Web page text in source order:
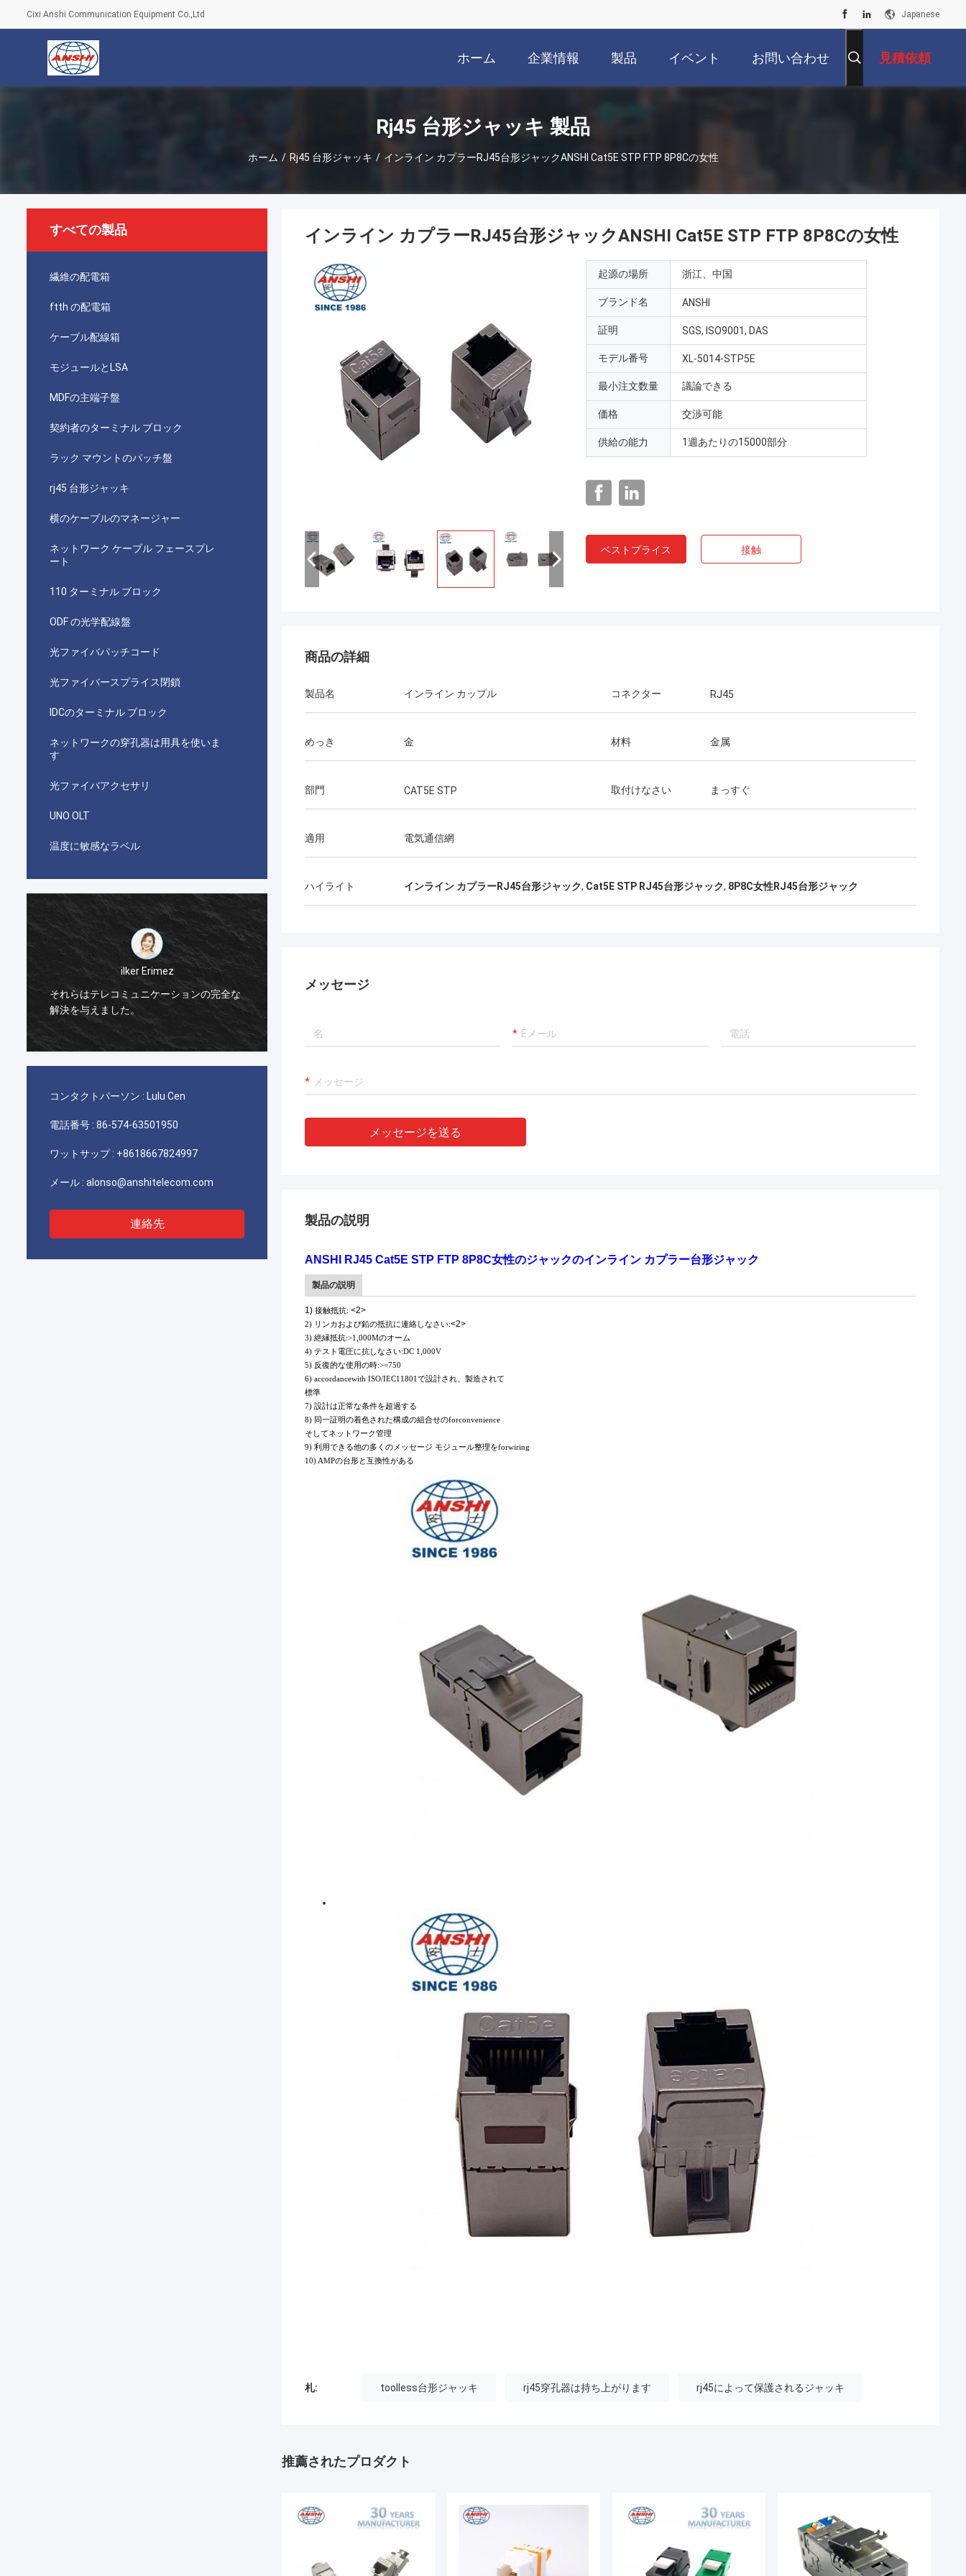
Cixi Anshi Communication Equipment Co.,Ltd Japanese
ホーム 企業情報 製品 イベント お問い合わせ 見積依頼
Rj45 台形ジャッキ 製品
ホーム / Rj45 台形ジャッキ / インライン カプラーRJ45台形ジャックANSHI Cat5E STP FTP 8P8Cの女性
すべての製品
繊維の配電箱
ftth の配電箱
ケーブル配線箱
モジュールとLSA
MDFの主端子盤
契約者のターミナル ブロック
ラック マウントのパッチ盤
rj45 台形ジャッキ
横のケーブルのマネージャー
ネットワーク ケーブル フェースプレ
ート
110 ターミナル ブロック
ODF の光学配線盤
光ファイバパッチコード
光ファイバースプライス閉鎖
IDCのターミナル ブロック
ネットワークの穿孔器は用具を使いま
す
光ファイバアクセサリ
UNO OLT
温度に敏感なラベル
ーションの完全な
احمد عبدالله
イランの電気通信に使用するあなたのAMP
TYCOのpicabondのコネクターは優秀、私
達の顧客質と非常に満足します働かせま
す。
コンタクトパーソン : Lulu Cen
電話番号 : 86-574-63501950
ワットサップ : +8618667824997
メール : alonso@anshitelecom.com
連絡先
インライン カプラーRJ45台形ジャックANSHI Cat5E STP FTP 8P8Cの女性
起源の場所 浙江、中国
ブランド名 ANSHI
証明 SGS, ISO9001, DAS
モデル番号 XL-5014-STP5E
最小注文数量 議論できる
価格 交渉可能
供給の能力 1週あたりの15000部分
ベストプライス 接触
商品の詳細
製品名 インライン カップル コネクター RJ45
めっき 金 材料 金属
部門 CAT5E STP 取付けなさい まっすぐ
適用 電気通信網
ハイライト インライン カプラーRJ45台形ジャック, Cat5E STP RJ45台形ジャック, 8P8C女性RJ45台形ジャック
メッセージ
メッセージを送る
製品の説明
ANSHI RJ45 Cat5E STP FTP 8P8C女性のジャックのインライン カプラー台形ジャック
製品の説明
1) 接触抵抗: <2>
2) リンカおよび鉛の抵抗に連絡しなさい:<2>
3) 絶縁抵抗:>1,000Mのオーム
4) テスト電圧に抗しなさい:DC 1,000V
5) 反復的な使用の時:>=750
6) accordancewith ISO/IEC11801で設計され、製造されて
標準
7) 設計は正常な条件を超過する
8) 同一証明の着色された構成の組合せのforconvenience
そしてネットワーク管理
9) 利用できる他の多くのメッセージ モジュール整理をforwiring
10) AMPの台形と互換性がある
札: toolless台形ジャッキ rj45穿孔器は持ち上がります rj45によって保護されるジャッキ
推薦されたプロダクト